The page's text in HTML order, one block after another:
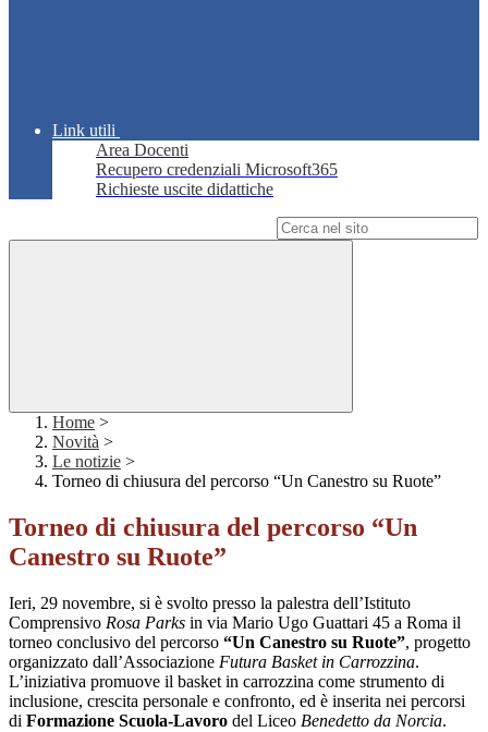
Link utili
Area Docenti
Recupero credenziali Microsoft365
Richieste uscite didattiche
Home >
Novità >
Le notizie >
Torneo di chiusura del percorso “Un Canestro su Ruote”
Torneo di chiusura del percorso “Un
Canestro su Ruote”
Ieri, 29 novembre, si è svolto presso la palestra dell’Istituto
Comprensivo Rosa Parks in via Mario Ugo Guattari 45 a Roma il
torneo conclusivo del percorso “Un Canestro su Ruote”, progetto
organizzato dall’Associazione Futura Basket in Carrozzina.
L’iniziativa promuove il basket in carrozzina come strumento di
inclusione, crescita personale e confronto, ed è inserita nei percorsi
di Formazione Scuola-Lavoro del Liceo Benedetto da Norcia.